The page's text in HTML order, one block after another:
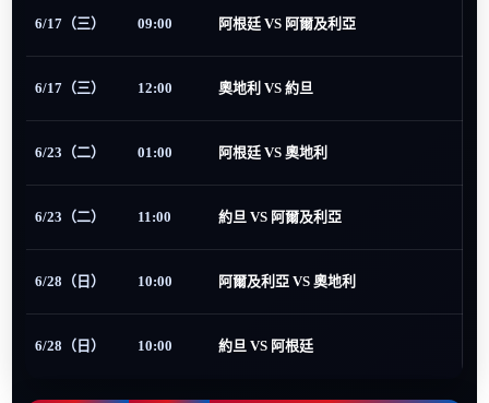
6/17（三） 09:00 阿根廷 VS 阿爾及利亞
6/17（三） 12:00 奧地利 VS 約旦
6/23（二） 01:00 阿根廷 VS 奧地利
6/23（二） 11:00 約旦 VS 阿爾及利亞
6/28（日） 10:00 阿爾及利亞 VS 奧地利
6/28（日） 10:00 約旦 VS 阿根廷